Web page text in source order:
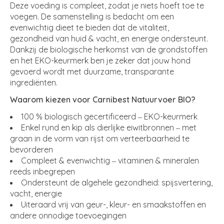
Deze voeding is compleet, zodat je niets hoeft toe te
voegen. De samenstelling is bedacht om een
evenwichtig dieet te bieden dat de vitaliteit,
gezondheid van huid & vacht, en energie ondersteunt.
Dankzij de biologische herkomst van de grondstoffen
en het EKO-keurmerk ben je zeker dat jouw hond
gevoerd wordt met duurzame, transparante
ingrediënten.
Waarom kiezen voor Carnibest Natuurvoer BIO?
100 % biologisch gecertificeerd ‒ EKO-keurmerk
Enkel rund en kip als dierlijke eiwitbronnen ‒ met
graan in de vorm van rijst om verteerbaarheid te
bevorderen
Compleet & evenwichtig ‒ vitaminen & mineralen
reeds inbegrepen
Ondersteunt de algehele gezondheid: spijsvertering,
vacht, energie
Uiteraard vrij van geur-, kleur- en smaakstoffen en
andere onnodige toevoegingen